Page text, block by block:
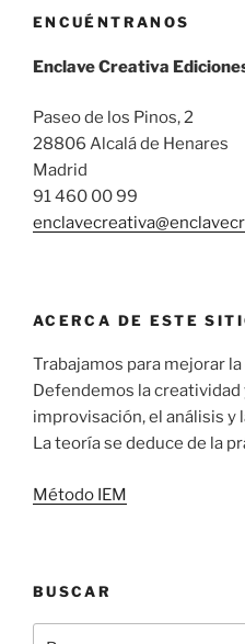
ENCUÉNTRANOS
Enclave Creativa
Paseo de los Pinos, 2
28806 Alcalá de Henares
Madrid
91 460 00 99
ACERCA DE ESTE
Trabajamos para mejorar
Defendemos la creatividad
improvisación, el análisis y
La teoría se deduce de la
Método IEM
BUSCAR